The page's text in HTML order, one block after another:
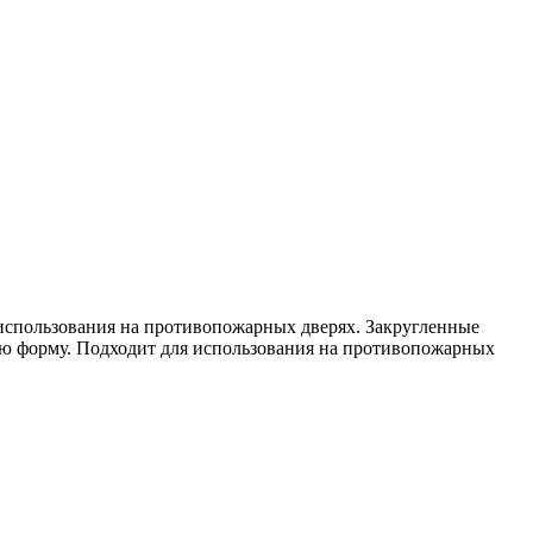
на противопожарных дверях. Закругленные
форму. Подходит для использования на противопожарных